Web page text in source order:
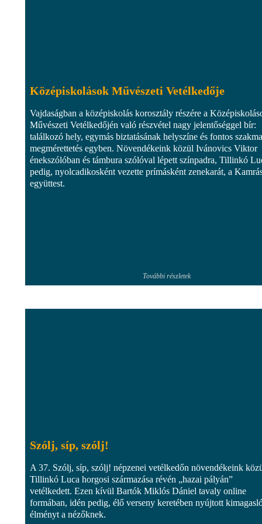
Középiskolások Művészeti Vetélkedője
Vajdaságban a középiskolás korosztály részére a
Művészeti Vetélkedőjén való részvétel nagy jelentőséggel bír:
találkozó hely, egymás biztatásának helyszíne és fontos
megmérettetés egyben. Növendékeink közül Ivánovics Viktor
énekszólóban és támbura szólóval lépett színpadra, Tillinkó
pedig, nyolcadikosként vezette prímásként zenekarát, a
együttest.
További részletek
Szólj, síp, szólj!
A 37. Szólj, síp, szólj! népzenei vetélkedőn növendékeink
Tillinkó Luca horgosi származása révén „hazai pályán”
vetélkedett. Ezen kívül Bartók Miklós Dániel tavaly online
formában, idén pedig, élő verseny keretében nyújtott
élményt a nézőknek.